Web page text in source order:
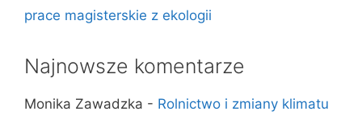
prace magisterskie z ekologii
Najnowsze komentarze
Monika Zawadzka - Rolnictwo i zmiany klimatu